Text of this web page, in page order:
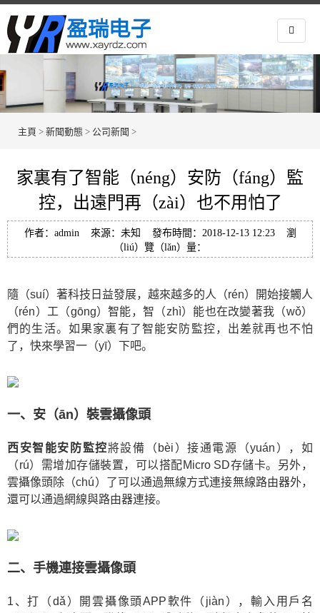
主頁 > 新聞動態 > 公司新聞 >
家裏有了智能（néng）安防（fáng）監
控，出遠門再（zài）也不用怕了
作者：admin 來源：未知 發布時間：2018-12-13 12:23 瀏
（liú）覽（lǎn）量：
隨（suí）著科技日益發展，越來越多的人（rén）開始接觸人
（rén）工（gōng）智能，智（zhì）能也在改變著我（wǒ）
們的生活。如果家裏有了智能安防監控，出差就再也不怕
了，快來學習一（yī）下吧。
一、安（ān）裝雲攝像頭
西安智能安防監控將設備（bèi）接通電源（yuán），如
（rú）需增加存儲裝置，可以搭配Micro SD存儲卡。另外，
雲攝像頭除（chú）了可以通過無線方式連接無線路由器外，
還可以通過網線與路由器連接。
二、手機連接雲攝像頭
1、打（dǎ）開雲攝像頭APP軟件（jiàn），輸入用戶名